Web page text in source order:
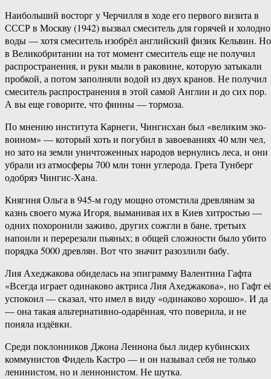
Наибольший восторг у Черчилля в ходе его первого визита в
СССР в Москву (1942) вызвал смеситель для горячей и
воды — хотя смеситель изобрёл английский физик Кельвин. Но
в Великобритании на тот момент смеситель еще не получил
распространения, и руки мыли в раковине, которую затыкали
пробкой, а потом заполняли водой из двух кранов. Не получил
смеситель распространения в этой самой Англии и до сих пор.
А вы еще говорите, что финны — тормоза.
По мнению института Карнеги, Чингисхан был «великим эко-
воином» — который хоть и погубил в завоеваниях 40 млн чел,
но зато на земли уничтоженных народов вернулись леса, и они
убрали из атмосферы 700 млн тонн углерода. Грета Тунберг
одобряэ Чингис-Хана.
Княгиня Ольга в 945-м году мощно отомстила древлянам за
казнь своего мужа Игоря, выманивая их в Киев хитростью —
одних похоронили заживо, других сожгли в бане, третьих
напоили и перерезали пьяных; в общей сложности было убито
порядка 5000 древлян. Вот что значит разозлили бабу.
Лия Ахеджакова обиделась на эпиграмму Валентина Гафта
«Всегда играет одинаково актриса Лия Ахеджакова», но Гафт
успокоил — сказал, что имел в виду «одинаково хорошо». И да
— она такая альтернативно-одарённая, что поверила, и не
поняла издёвки.
Среди поклонников Джона Леннона был лидер кубинских
коммунистов Фидель Кастро — и он называл себя не только
ленинистом, но и леннонистом. Не шутка.